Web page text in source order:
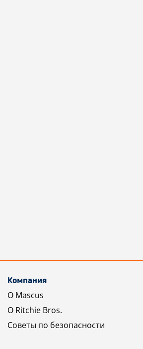
Компания
О Mascus
О Ritchie Bros.
Советы по безопасности